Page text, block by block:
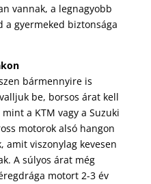
vannak, a legnagyobb
a gyermeked biztonsága
bármennyire is
be, borsos árat kell
a KTM vagy a Suzuki
motorok alsó hangon
viszonylag kevesen
A súlyos árat még
motort 2-3 év